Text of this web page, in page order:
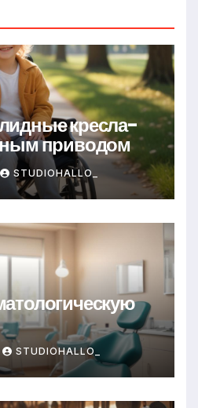
кресла-
приводом
STUDIOHALLO_
STUDIOHALLO_